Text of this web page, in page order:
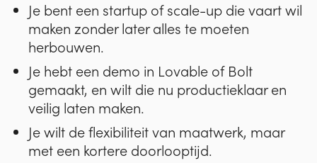
Je bent een startup of scale-up die vaart wil
maken zonder later alles te moeten
herbouwen.
Je hebt een demo in Lovable of Bolt
gemaakt, en wilt die nu productieklaar en
veilig laten maken.
Je wilt de flexibiliteit van maatwerk, maar
met een kortere doorlooptijd.